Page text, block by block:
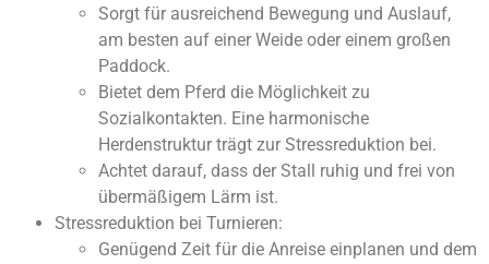
Sorgt für ausreichend Bewegung und Auslauf,
am besten auf einer Weide oder einem großen
Paddock.
Bietet dem Pferd die Möglichkeit zu
Sozialkontakten. Eine harmonische
Herdenstruktur trägt zur Stressreduktion bei.
Achtet darauf, dass der Stall ruhig und frei von
übermäßigem Lärm ist.
Stressreduktion bei Turnieren:
Genügend Zeit für die Anreise einplanen und dem